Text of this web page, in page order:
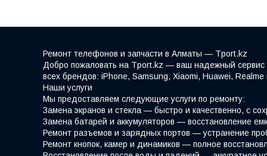
Ремонт телефонов и запчасти в Алматы — Tport.kz
Добро пожаловать на Tport.kz — ваш надежный сервис
всех брендов: iPhone, Samsung, Xiaomi, Huawei,
Наши услуги
Мы предоставляем следующие услуги по ремонту:
Замена экранов и стекла — быстро и качественно, с
Замена батарей и аккумуляторов — восстановление
Ремонт разъемов и зарядных портов — устранение
Ремонт кнопок, камер и динамиков — полное